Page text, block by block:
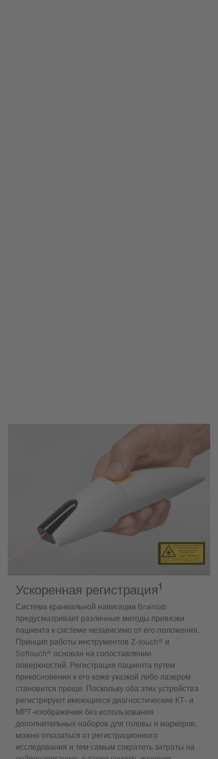
Ускоренная регистрация1
Система краниальной навигации Brainlab
предусматривает различные методы привязки
пациента к системе независимо от его положения.
Принцип работы инструментов Z-touch® и
Softouch® основан на сопоставлении
поверхностей. Регистрация пациента путем
прикосновения к его коже указкой либо лазером
становится проще. Поскольку оба этих устройства
регистрируют имеющиеся диагностические КТ- и
МРТ-изображения без использования
дополнительных наборов для головы и маркеров,
можно отказаться от регистрационного
исследования и тем самым сократить затраты на